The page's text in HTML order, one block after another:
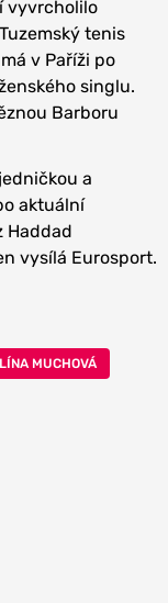
vyvrcholilo
tenis
v Paříži po
singlu.
Barboru
a
aktuální
Haddad
vysílá Eurosport.
MUCHOVÁ